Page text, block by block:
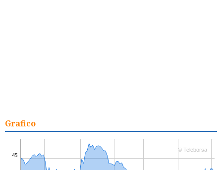
Grafico
45
© Teleborsa